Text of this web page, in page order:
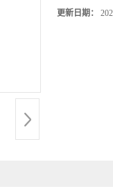
更新日期：